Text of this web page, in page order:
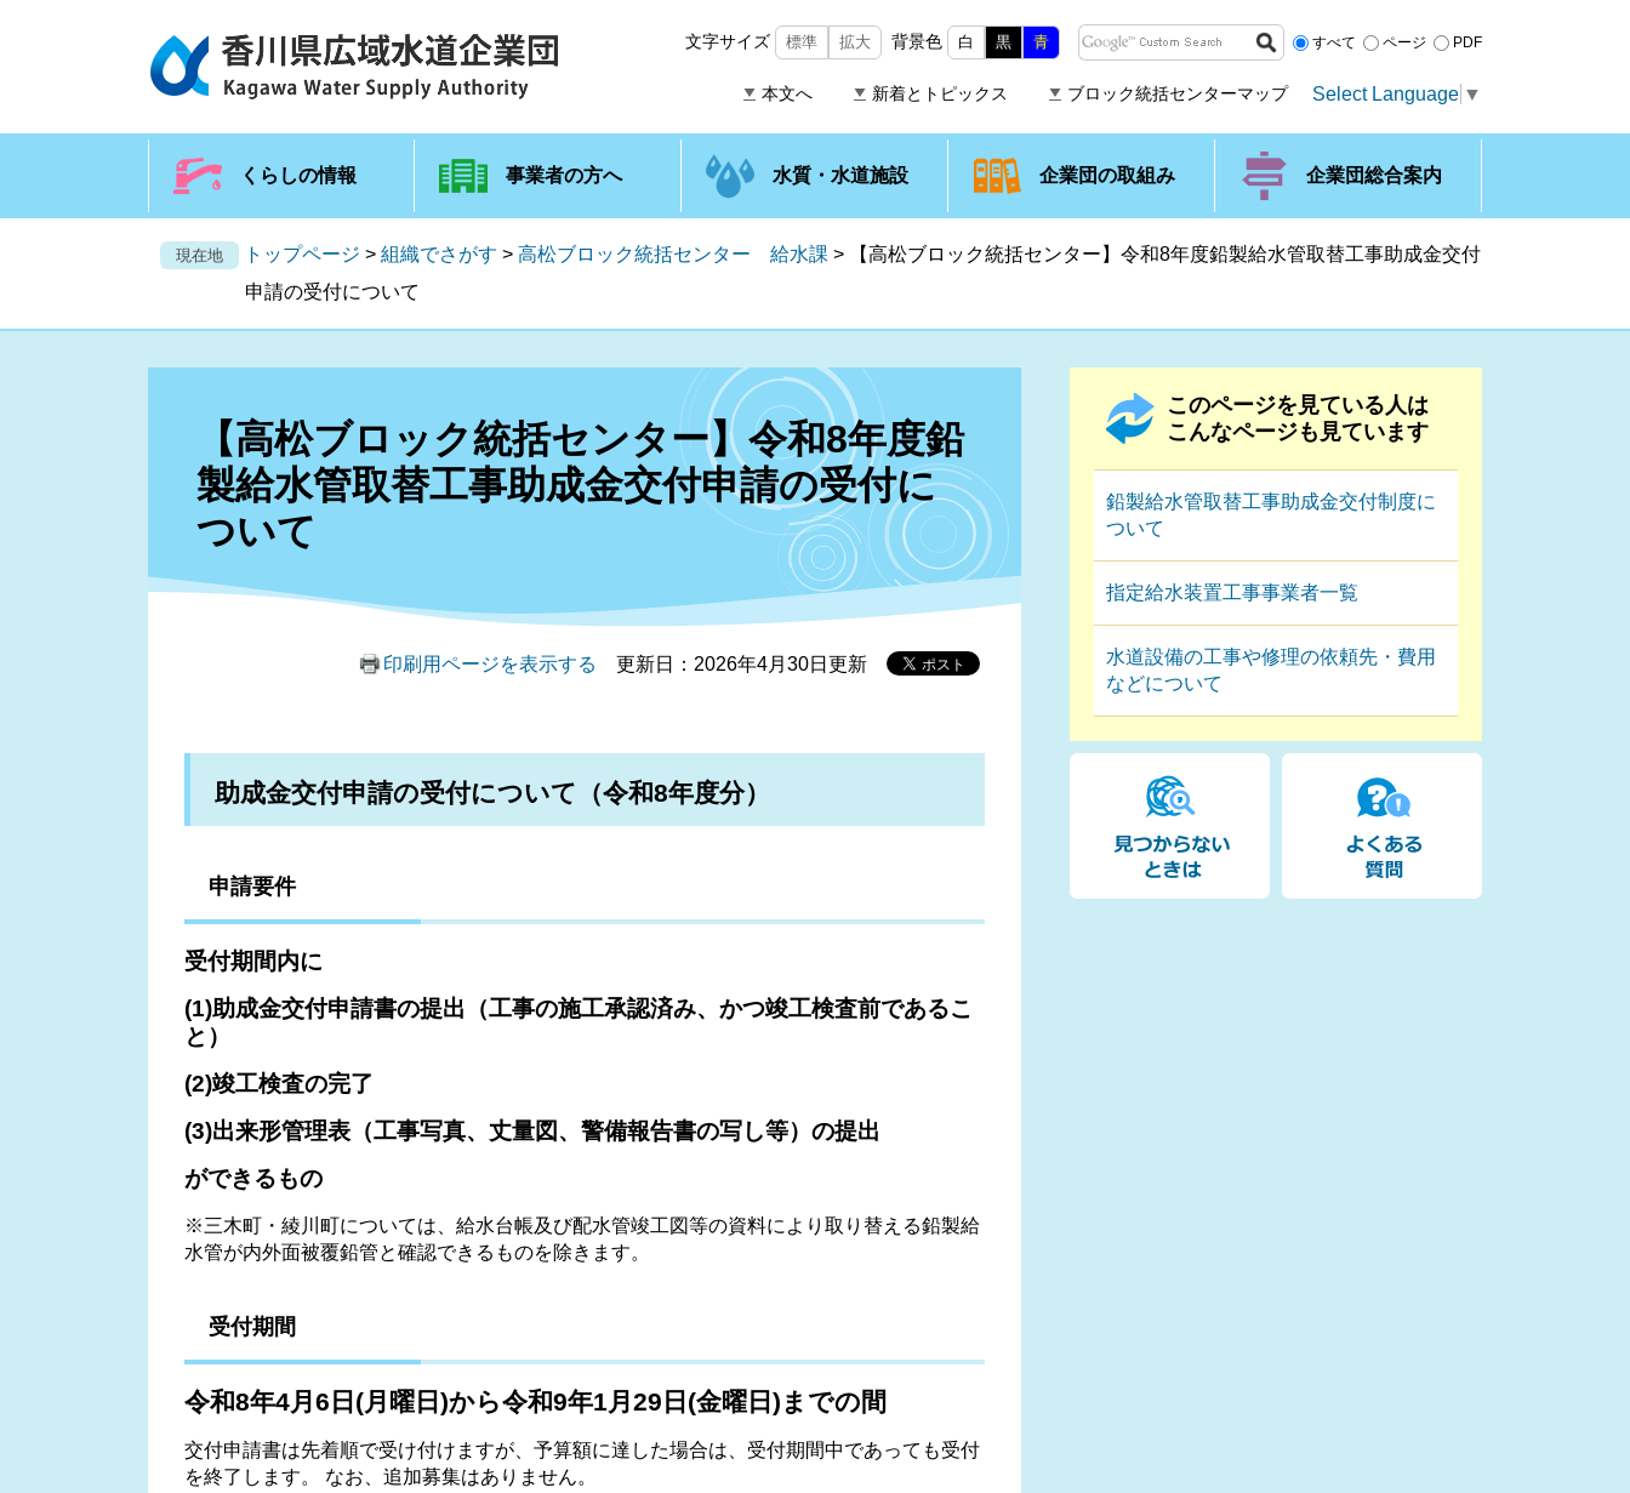
文字サイズ 標準 拡大 背景色 白 黒 青 すべて ページ PDF
本文へ 新着とトピックス ブロック統括センターマップ Select Language ▼
くらしの情報 事業者の方へ 水質・水道施設 企業団の取組み 企業団総合案内
現在地 トップページ > 組織でさがす > 高松ブロック統括センター 給水課 >
【高松ブロック統括センター】令和8年度鉛製給水管取替工事助成金交付
申請の受付について
【高松ブロック統括センター】令和8年度鉛
製給水管取替工事助成金交付申請の受付に
ついて
印刷用ページを表示する 更新日：2026年4月30日更新
助成金交付申請の受付について（令和8年度分）
申請要件
受付期間内に
(1)助成金交付申請書の提出（工事の施工承認済み、かつ竣工検査前であるこ
と）
(2)竣工検査の完了
(3)出来形管理表（工事写真、丈量図、警備報告書の写し等）の提出
ができるもの
※三木町・綾川町については、給水台帳及び配水管竣工図等の資料により取り替える鉛製給
水管が内外面被覆鉛管と確認できるものを除きます。
受付期間
令和8年4月6日(月曜日)から令和9年1月29日(金曜日)までの間
交付申請書は先着順で受け付けますが、予算額に達した場合は、受付期間中であっても受付
を終了します。 なお、追加募集はありません。
このページを見ている人は
こんなページも見ています
鉛製給水管取替工事助成金交付制度に
ついて
指定給水装置工事事業者一覧
水道設備の工事や修理の依頼先・費用
などについて